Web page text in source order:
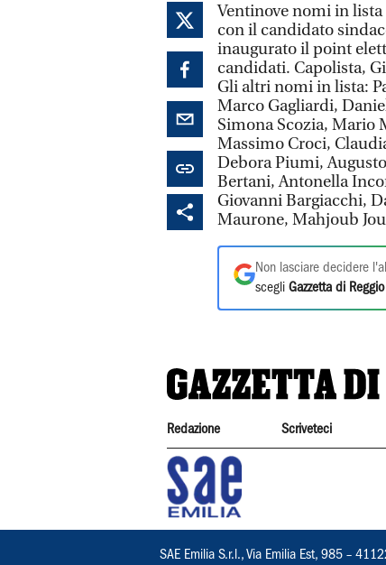
Ventinove nomi in
con il candidato
inaugurato il point
candidati. Capolista,
Gli altri nomi in lista:
Marco Gagliardi,
Simona Scozia, Mario
Massimo Croci,
Debora Piumi,
Bertani, Antonella
Giovanni Bargiacchi,
Maurone, Mahjoub
Non lasciare decidere
scegli Gazzetta di Reggio
Redazione Scriveteci
SAE Emilia S.r.l., Via Emilia Est, 985 –